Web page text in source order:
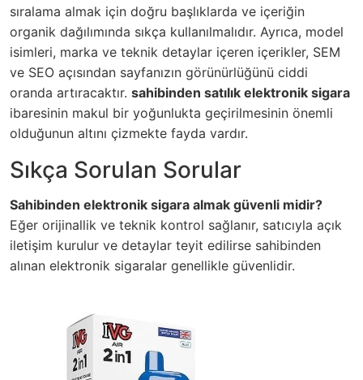
sıralama almak için doğru başlıklarda ve içeriğin
organik dağılımında sıkça kullanılmalıdır. Ayrıca, model
isimleri, marka ve teknik detaylar içeren içerikler, SEM
ve SEO açısından sayfanızın görünürlüğünü ciddi
oranda artıracaktır. sahibinden satılık elektronik sigara
ibaresinin makul bir yoğunlukta geçirilmesinin önemli
olduğunun altını çizmekte fayda vardır.
Sıkça Sorulan Sorular
Sahibinden elektronik sigara almak güvenli midir?
Eğer orijinallik ve teknik kontrol sağlanır, satıcıyla açık
iletişim kurulur ve detaylar teyit edilirse sahibinden
alınan elektronik sigaralar genellikle güvenlidir.